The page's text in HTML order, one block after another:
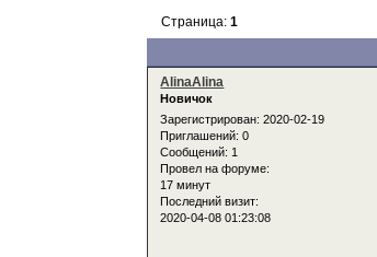
Страница: 1
AlinaAlina
Новичок
Зарегистрирован: 2020-02-19
Приглашений: 0
Сообщений: 1
Провел на форуме:
17 минут
Последний визит:
2020-04-08 01:23:08